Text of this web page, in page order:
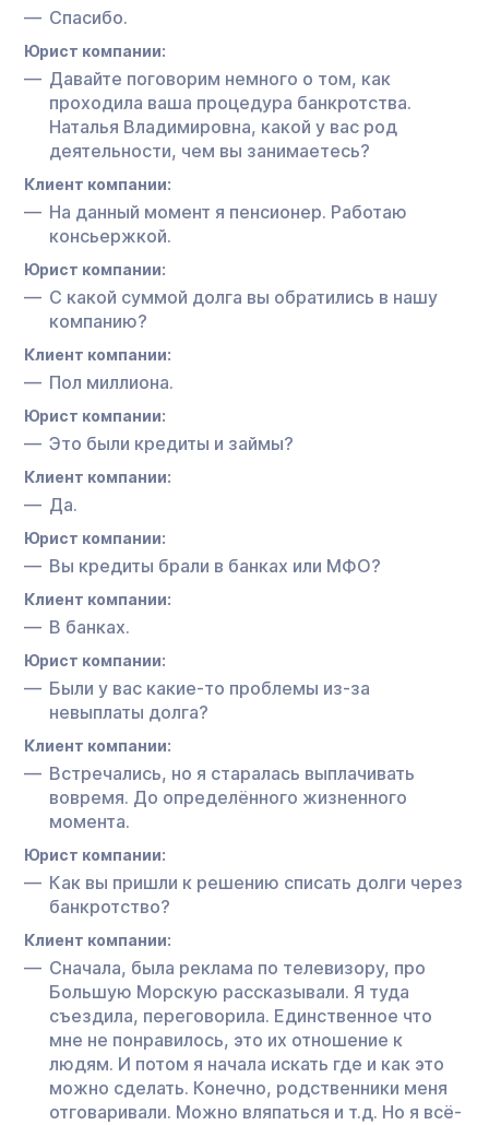
Спасибо.
Юрист компании:
Давайте поговорим немного о том, как
проходила ваша процедура банкротства.
Наталья Владимировна, какой у вас род
деятельности, чем вы занимаетесь?
Клиент компании:
На данный момент я пенсионер. Работаю
консьержкой.
Юрист компании:
С какой суммой долга вы обратились в нашу
компанию?
Клиент компании:
Пол миллиона.
Юрист компании:
Это были кредиты и займы?
Клиент компании:
Да.
Юрист компании:
Вы кредиты брали в банках или МФО?
Клиент компании:
В банках.
Юрист компании:
Были у вас какие-то проблемы из-за
невыплаты долга?
Клиент компании:
Встречались, но я старалась выплачивать
вовремя. До определённого жизненного
момента.
Юрист компании:
Как вы пришли к решению списать долги через
банкротство?
Клиент компании:
Сначала, была реклама по телевизору, про
Большую Морскую рассказывали. Я туда
съездила, переговорила. Единственное что
мне не понравилось, это их отношение к
людям. И потом я начала искать где и как это
можно сделать. Конечно, родственники меня
отговаривали. Можно вляпаться и т.д. Но я всё-